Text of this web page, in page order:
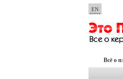
EN
Всё о